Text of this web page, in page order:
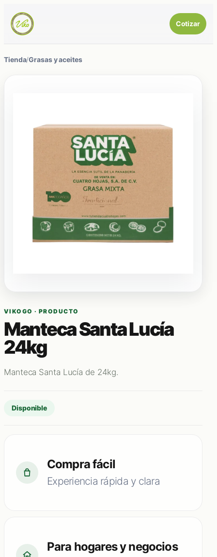
Cotizar
Tienda/Grasas y aceites
VIKOGO · PRODUCTO
Manteca Santa Lucía
24kg
Manteca Santa Lucía de 24kg.
Disponible
Compra fácil
Experiencia rápida y clara
Para hogares y negocios